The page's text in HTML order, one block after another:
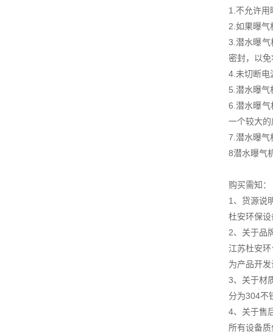
1.不允许用
2.如果曝
3.潜水曝气
密封，以
4.未切断电
5.潜水曝气
6.潜水曝气
一个较大
7.潜水曝气
8潜水曝气
购买需知：
1、货源说
杜安环保
2、关于品
江苏杜安
为产品开
3、关于材
分为304不
4、关于售
所有设备